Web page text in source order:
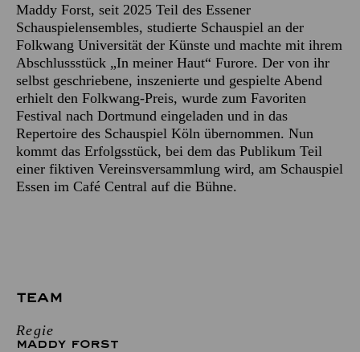
Maddy Forst, seit 2025 Teil des Essener
Schauspielensembles, studierte Schauspiel an der
Folkwang Universität der Künste und machte mit ihrem
Abschlussstück „In meiner Haut“ Furore. Der von ihr
selbst geschriebene, inszenierte und gespielte Abend
erhielt den Folkwang-Preis, wurde zum Favoriten
Festival nach Dortmund eingeladen und in das
Repertoire des Schauspiel Köln übernommen. Nun
kommt das Erfolgsstück, bei dem das Publikum Teil
einer fiktiven Vereinsversammlung wird, am Schauspiel
Essen im Café Central auf die Bühne.
TEAM
Regie
MADDY FORST